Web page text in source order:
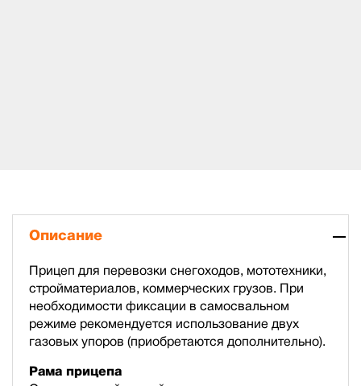
Описание
Прицеп для перевозки снегоходов, мототехники,
стройматериалов, коммерческих грузов. При
необходимости фиксации в самосвальном
режиме рекомендуется использование двух
газовых упоров (приобретаются дополнительно).
Рама прицепа